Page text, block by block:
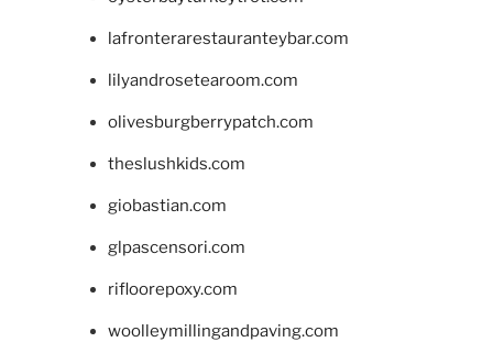
lafronterarestauranteybar.com
lilyandrosetearoom.com
olivesburgberrypatch.com
theslushkids.com
giobastian.com
glpascensori.com
rifloorepoxy.com
woolleymillingandpaving.com